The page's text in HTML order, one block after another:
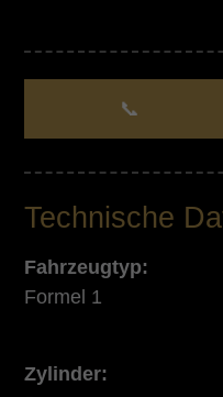
📞
Technische
Fahrzeugtyp:
Formel 1
Zylinder: